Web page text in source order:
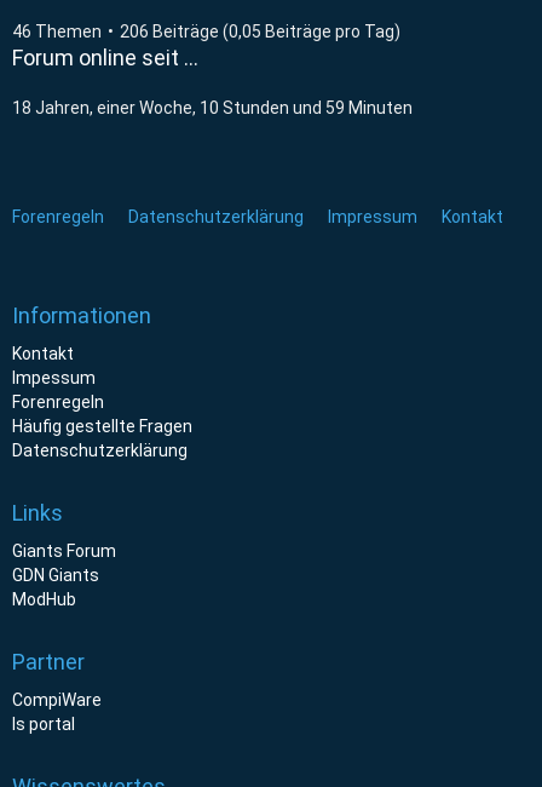
46 Themen 206 Beiträge (0,05 Beiträge pro Tag)
Forum online seit …
18 Jahren, einer Woche, 10 Stunden und 59 Minuten
Forenregeln Datenschutzerklärung Impressum Kontakt
Informationen
Kontakt
Impessum
Forenregeln
Häufig gestellte Fragen
Datenschutzerklärung
Links
Giants Forum
GDN Giants
ModHub
Partner
CompiWare
ls portal